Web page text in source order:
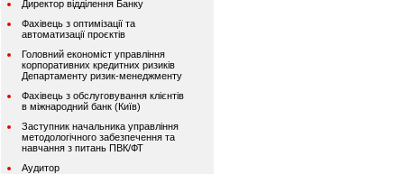
Директор відділення Банку
Фахівець з оптимізації та
автоматизації проєктів
Головний економіст управління
корпоративних кредитних ризиків
Департаменту ризик-менеджменту
Фахівець з обслуговування клієнтів
в міжнародний банк (Київ)
Заступник начальника управління
методологічного забезпечення та
навчання з питань ПВК/ФТ
Аудитор